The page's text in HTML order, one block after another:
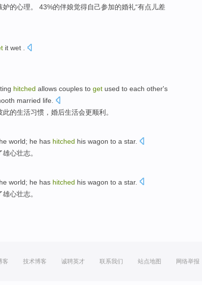
妒的心理。 43%的伴娘觉得自己参加的婚礼“有点儿差
it wet
hitched allows couples to get used to each other's
married life
此的生活习惯， 婚后生活会更顺利 。
world; he has hitched his wagon to a star.
雄心壮志。
world; he has hitched his wagon to a star.
雄心壮志。
客 技术博客 诚聘英才 联系我们 站点地图 网络举报